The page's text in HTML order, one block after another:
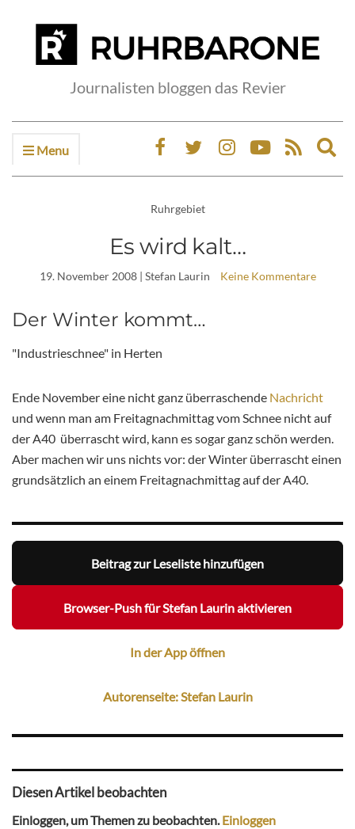
Journalisten bloggen das Revier
Menu
Ruhrgebiet
Es wird kalt…
19. November 2008| Stefan Laurin Keine Kommentare
Der Winter kommt…
"Industrieschnee" in Herten
Ende November eine nicht ganz überraschende Nachricht
und wenn man am Freitagnachmittag vom Schnee nicht auf
der A40 überrascht wird, kann es sogar ganz schön werden.
Aber machen wir uns nichts vor: der Winter überrascht einen
grundsätzlich an einem Freitagnachmittag auf der A40.
Beitrag zur Leseliste hinzufügen
Browser-Push für Stefan Laurin aktivieren
In der App öffnen
Autorenseite: Stefan Laurin
Diesen Artikel beobachten
Einloggen, um Themen zu beobachten.Einloggen